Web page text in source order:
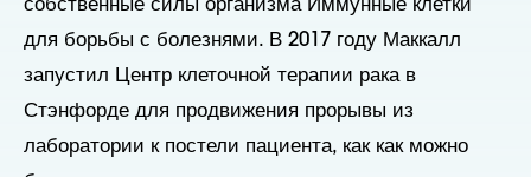
собственные силы организма Иммунные клетки
для борьбы с болезнями. В 2017 году Маккалл
запустил Центр клеточной терапии рака в
Стэнфорде для продвижения прорывы из
лаборатории к постели пациента, как как можно